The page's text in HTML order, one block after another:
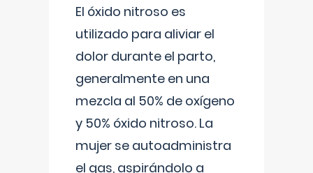
El óxido nitroso es
utilizado para aliviar el
dolor durante el parto,
generalmente en una
mezcla al 50% de oxígeno
y 50% óxido nitroso. La
mujer se autoadministra
el gas, aspirándolo a